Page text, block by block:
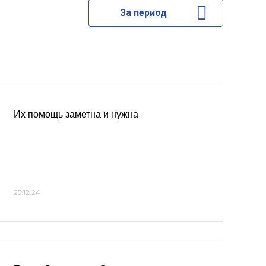
За период
Их помощь заметна и нужна
25.12.24